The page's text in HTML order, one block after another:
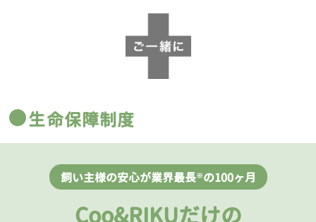
生命保障制度
飼い主様の安心が業界最長※の100ヶ月
Coo&RIKUだけの